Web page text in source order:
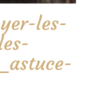
les-